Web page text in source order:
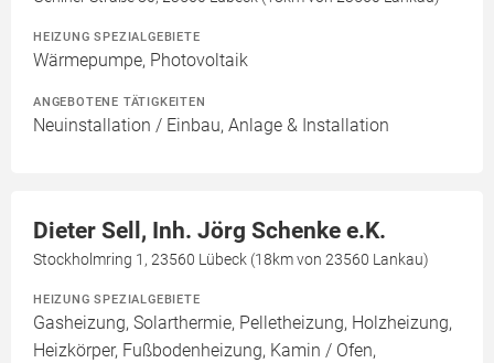
HEIZUNG SPEZIALGEBIETE
Wärmepumpe, Photovoltaik
ANGEBOTENE TÄTIGKEITEN
Neuinstallation / Einbau, Anlage & Installation
Dieter Sell, Inh. Jörg Schenke e.K.
Stockholmring 1, 23560 Lübeck (18km von 23560 Lankau)
HEIZUNG SPEZIALGEBIETE
Gasheizung, Solarthermie, Pelletheizung, Holzheizung,
Heizkörper, Fußbodenheizung, Kamin / Ofen,